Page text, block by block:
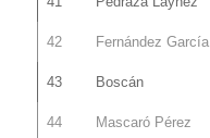
42 Fernández García
43 Boscán
44 Mascaró Pérez